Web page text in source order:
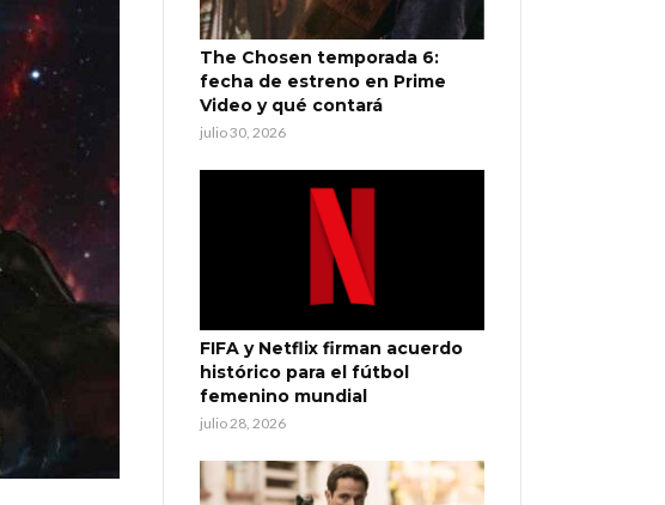
The Chosen temporada 6:
fecha de estreno en Prime
Video y qué contará
julio 30, 2026
FIFA y Netflix firman acuerdo
histórico para el fútbol
femenino mundial
julio 28, 2026